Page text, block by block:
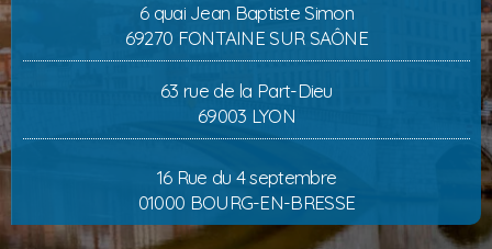
6 quai Jean Baptiste Simon
69270 FONTAINE SUR SAÔNE
63 rue de la Part-Dieu
69003 LYON
16 Rue du 4 septembre
01000 BOURG-EN-BRESSE